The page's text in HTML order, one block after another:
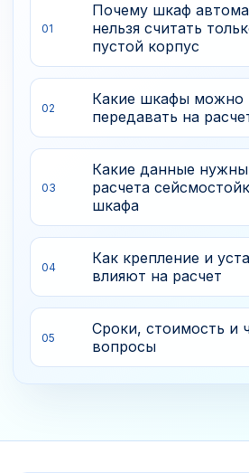
01
Почему шкаф
нельзя считать
пустой корпус
02
Какие шкафы можно
передавать на
03
Какие данные
расчета
шкафа
04
Как крепление и
влияют на расчет
05
Сроки, стоимость и
вопросы